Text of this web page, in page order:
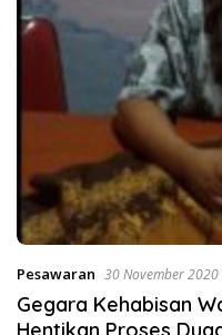
Pesawaran 30 November 2020
Gegara Kehabisan
Hentikan Proses